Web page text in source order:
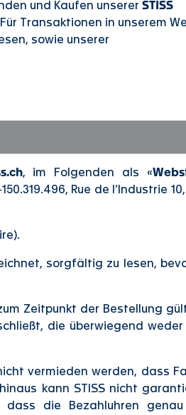
und Kaufen unserer STISS
Transaktionen in unserem
sowie unserer
, im Folgenden als «
Rue de l’Industrie 10,
sorgfältig zu lesen,
Zeitpunkt der Bestellung
die überwiegend weder
vermieden werden, dass
kann STISS nicht
die Bezahluhren